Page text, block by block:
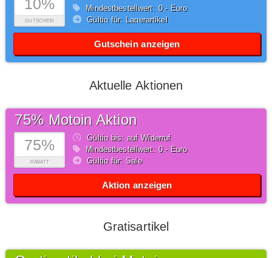
10%
GUTSCHEIN
Mindestbestellwert: 0,- Euro
Gültig für: Lagerartikel
Gutschein anzeigen
Aktuelle Aktionen
75%
RABATT
75% Motoin Aktion
Gültig bis: auf Widerruf
Mindestbestellwert: 0,- Euro
Gültig für: Sale
Aktion anzeigen
Gratisartikel